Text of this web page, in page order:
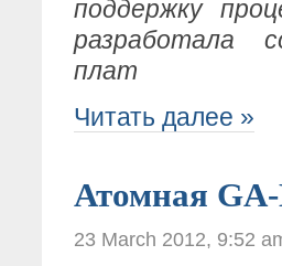
поддержку
разработала
плат
Читать далее »
Атомная
23 March 2012, 9:52